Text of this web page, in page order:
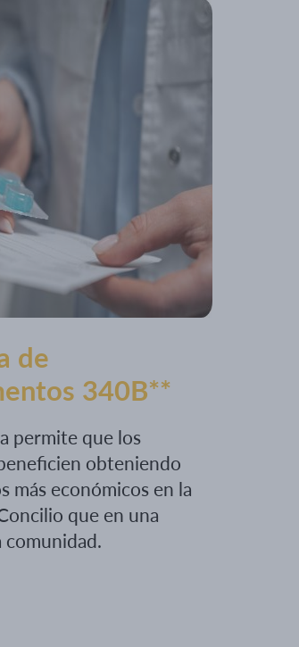
de
340B**
permite que los
obteniendo
más económicos en la
que en una
comunidad.